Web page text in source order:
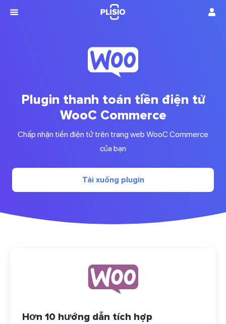
Plugin thanh toán tiền điện tử
WooC Commerce
Chấp nhận tiền điện tử trên trang web WooC Commerce
của bạn
Tải xuống plugin
Hơn 10 hướng dẫn tích hợp